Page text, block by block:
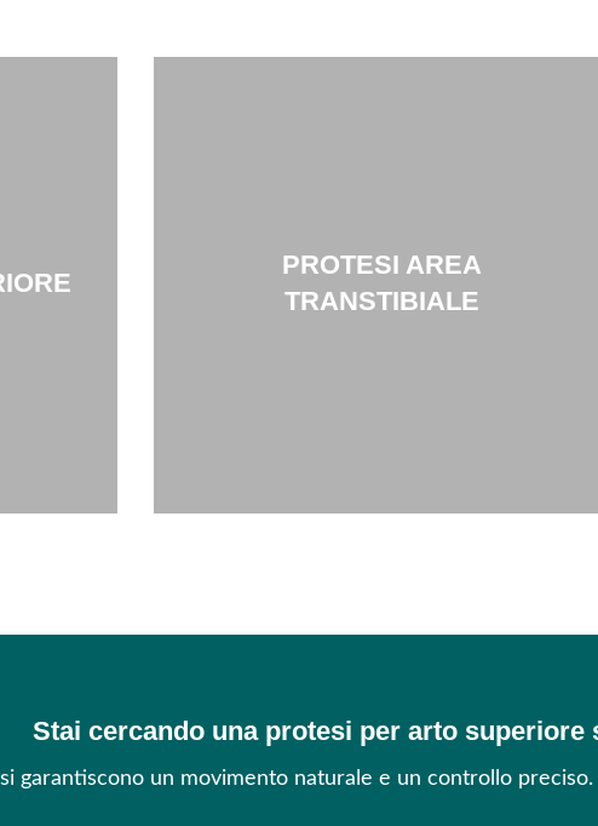
PROTESI AREA
TRANSTIBIALE
Stai cercando una protesi per arto superiore
garantiscono un movimento naturale e un controllo